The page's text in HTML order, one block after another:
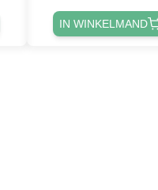
IN WINKELMAND